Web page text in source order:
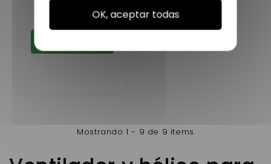
Mostrando 1 - 9 de 9 items
OK, aceptar todas